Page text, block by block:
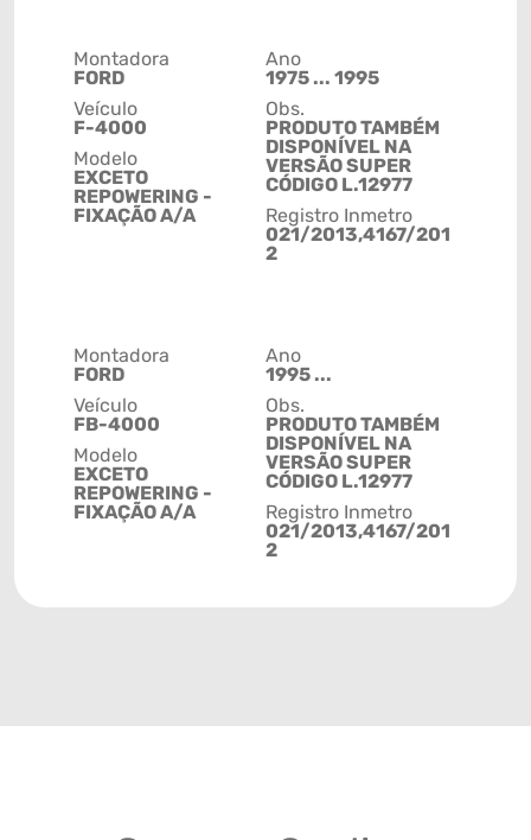
Montadora
FORD
Veículo
F-4000
Modelo
EXCETO
REPOWERING -
FIXAÇÃO A/A
Ano
1975 ... 1995
Obs.
PRODUTO TAMBÉM
DISPONÍVEL NA
VERSÃO SUPER
CÓDIGO L.12977
Registro Inmetro
021/2013,4167/201
2
Montadora
FORD
Veículo
FB-4000
Modelo
EXCETO
REPOWERING -
FIXAÇÃO A/A
Ano
1995 ...
Obs.
PRODUTO TAMBÉM
DISPONÍVEL NA
VERSÃO SUPER
CÓDIGO L.12977
Registro Inmetro
021/2013,4167/201
2